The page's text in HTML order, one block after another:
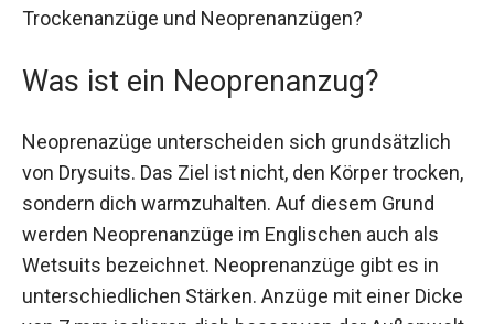
Trockenanzüge und Neoprenanzügen?
Was ist ein Neoprenanzug?
Neoprenazüge unterscheiden sich grundsätzlich
von Drysuits. Das Ziel ist nicht, den Körper trocken,
sondern dich warmzuhalten. Auf diesem Grund
werden Neoprenanzüge im Englischen auch als
Wetsuits bezeichnet. Neoprenanzüge gibt es in
unterschiedlichen Stärken. Anzüge mit einer Dicke